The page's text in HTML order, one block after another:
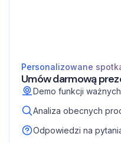
Personalizowane
Umów darmową
Demo funkcji
Analiza obecnych
Odpowiedzi na